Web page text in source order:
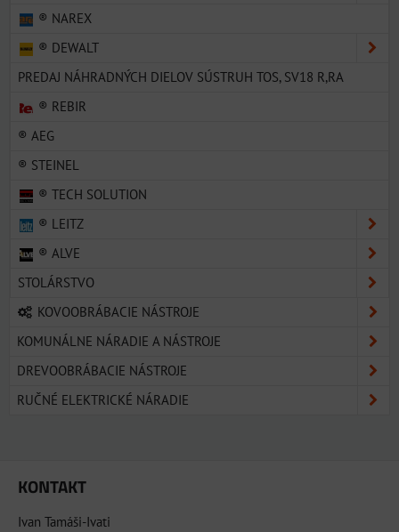
® NAREX
® DEWALT
PREDAJ NÁHRADNÝCH DIELOV SÚSTRUH TOS, SV18 R,RA
® REBIR
® AEG
® STEINEL
® TECH SOLUTION
® LEITZ
® ALVE
STOLÁRSTVO
KOVOOBRÁBACIE NÁSTROJE
KOMUNÁLNE NÁRADIE A NÁSTROJE
DREVOOBRÁBACIE NÁSTROJE
RUČNÉ ELEKTRICKÉ NÁRADIE
KONTAKT
Ivan Tamáši-Ivati